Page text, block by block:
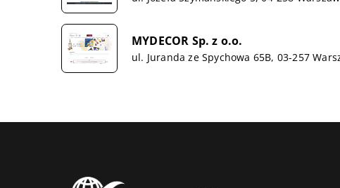
MYDECOR Sp. z o.o.
ul. Juranda ze Spychowa 65B, 03-257